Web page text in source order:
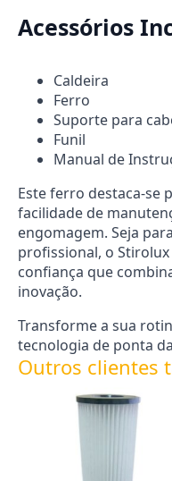
Acessórios
Caldeira
Ferro
Suporte para
Funil
Manual de
Este ferro destaca-se
facilidade de
engomagem. Seja
profissional, o
confiança que
inovação.
Transforme a sua
tecnologia de ponta
Outros clientes